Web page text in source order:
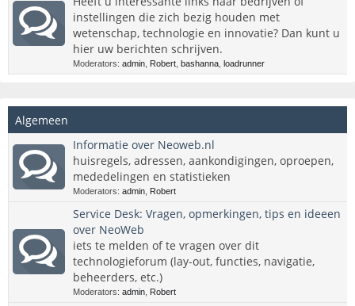
instellingen die zich bezig houden met
wetenschap, technologie en innovatie? Dan kunt u
hier uw berichten schrijven.
Moderators: admin Robert bashanna loadrunner
Algemeen
Informatie over Neoweb.nl
huisregels, adressen, aankondigingen, oproepen,
mededelingen en statistieken
Moderators: admin Robert
Service Desk: Vragen, opmerkingen, tips en ideeen
over NeoWeb
iets te melden of te vragen over dit
technologieforum (lay-out, functies, navigatie,
beheerders, etc.)
Moderators: admin Robert